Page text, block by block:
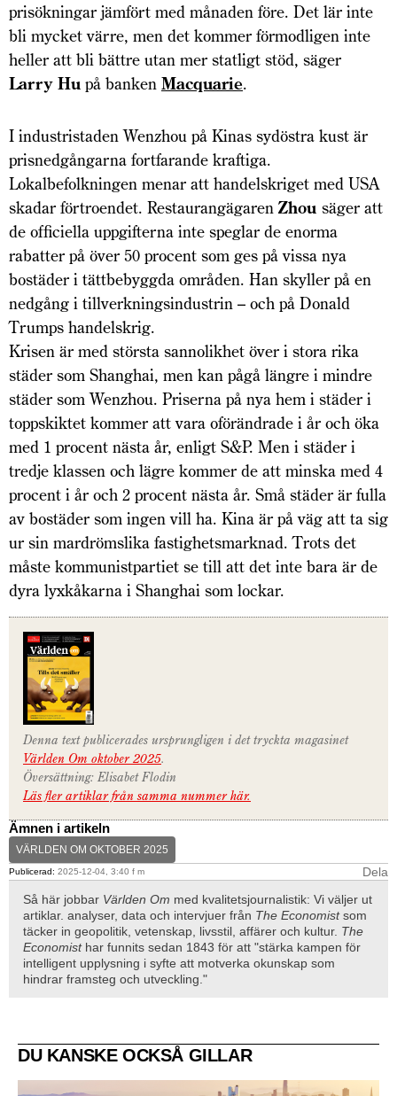
prisökningar jämfört med månaden före. Det lär inte
bli mycket värre, men det kommer förmodligen inte
heller att bli bättre utan mer statligt stöd, säger
Larry Hu på banken Macquarie.
I industristaden Wenzhou på Kinas sydöstra kust är
prisnedgångarna fortfarande kraftiga.
Lokalbefolkningen menar att handelskriget med USA
skadar förtroendet. Restaurangägaren Zhou säger att
de officiella uppgifterna inte speglar de enorma
rabatter på över 50 procent som ges på vissa nya
bostäder i tättbebyggda områden. Han skyller på en
nedgång i tillverkningsindustrin – och på Donald
Trumps handelskrig.
Krisen är med största sannolikhet över i stora rika
städer som Shanghai, men kan pågå längre i mindre
städer som Wenzhou. Priserna på nya hem i städer i
toppskiktet kommer att vara oförändrade i år och öka
med 1 procent nästa år, enligt S&P. Men i städer i
tredje klassen och lägre kommer de att minska med 4
procent i år och 2 procent nästa år. Små städer är fulla
av bostäder som ingen vill ha. Kina är på väg att ta sig
ur sin mardrömslika fastighetsmarknad. Trots det
måste kommunistpartiet se till att det inte bara är de
dyra lyxkåkarna i Shanghai som lockar.
Denna text publicerades ursprungligen i det tryckta magasinet
Världen Om oktober 2025.
Översättning: Elisabet Flodin
Läs fler artiklar från samma nummer här.
Ämnen i artikeln
VÄRLDEN OM OKTOBER 2025
Publicerad: 2025-12-04, 3:40 f m
Dela
Så här jobbar Världen Om med kvalitetsjournalistik: Vi väljer ut
artiklar. analyser, data och intervjuer från The Economistsom
täcker in geopolitik, vetenskap, livsstil, affärer och kultur. The
Economisthar funnits sedan 1843 för att "stärka kampen för
intelligent upplysning i syfte att motverka okunskap som
hindrar framsteg och utveckling."
DU KANSKE OCKSÅ GILLAR